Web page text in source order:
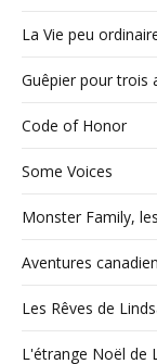
La Vie peu
Guêpier pour trois
Code of Honor
Some Voices
Monster Family,
Aventures
Les Rêves de
L'étrange Noël de